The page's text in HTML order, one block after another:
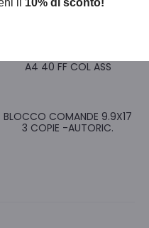
A4 40 FF COL ASS
BLOCCO COMANDE 9.9X17
3 COPIE -AUTORIC.
il 10% di sconto!